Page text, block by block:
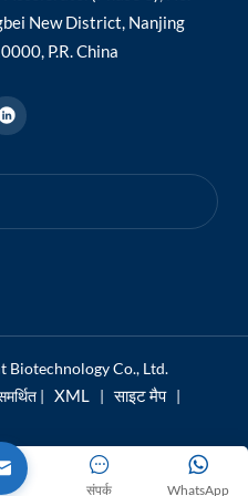
New District, Nanjing
P.R. China
Biotechnology Co., Ltd.
| XML | साइट मैप |
WhatsApp
संपर्क